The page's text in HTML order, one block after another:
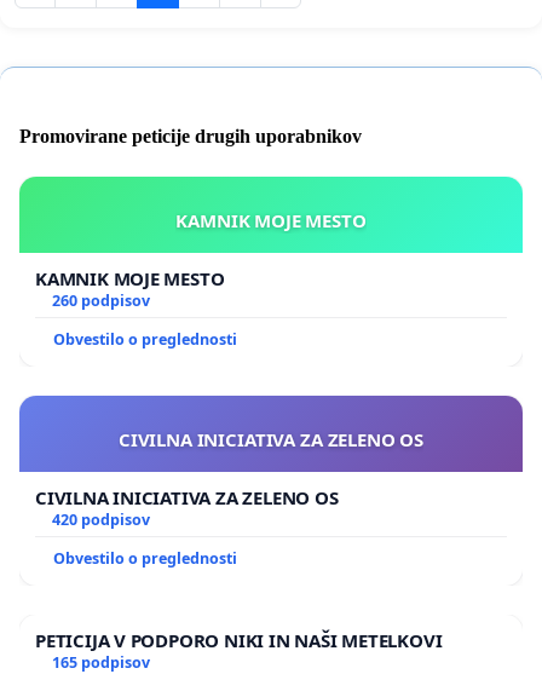
Promovirane peticije drugih uporabnikov
KAMNIK MOJE MESTO
KAMNIK MOJE MESTO
260 podpisov
Obvestilo o preglednosti
CIVILNA INICIATIVA ZA ZELENO OS
CIVILNA INICIATIVA ZA ZELENO OS
420 podpisov
Obvestilo o preglednosti
PETICIJA V PODPORO NIKI IN NAŠI METELKOVI
165 podpisov